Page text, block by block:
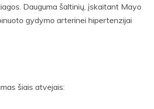
Dauguma šaltinių, įskaitant Mayo
gydymo arterinei hipertenzijai
šiais atvejais: